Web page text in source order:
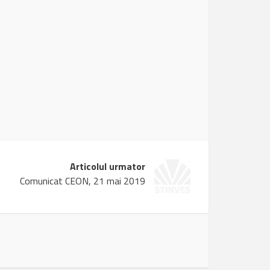
Articolul urmator
Comunicat CEON, 21 mai 2019